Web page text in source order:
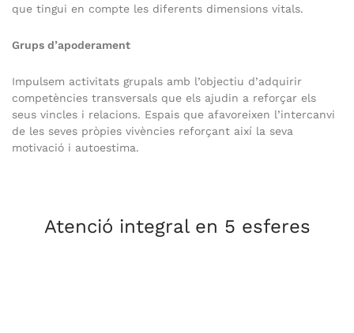
que tingui en compte les diferents dimensions vitals.
Grups d’apoderament
Impulsem activitats grupals amb l’objectiu d’adquirir
competències transversals que els ajudin a reforçar els
seus vincles i relacions. Espais que afavoreixen l’intercanvi
de les seves pròpies vivències reforçant així la seva
motivació i autoestima.
Atenció integral en 5 esferes